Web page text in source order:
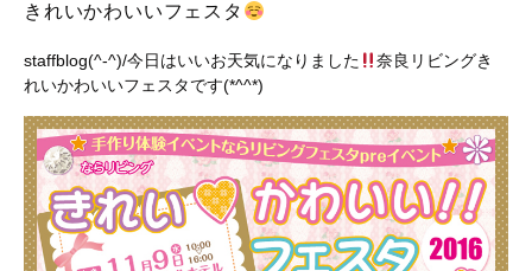
きれいかわいいフェスタ
staffblog(^-^)/今日はいいお天気になりました
奈良リビングき
れいかわいいフェスタです(*^^*)